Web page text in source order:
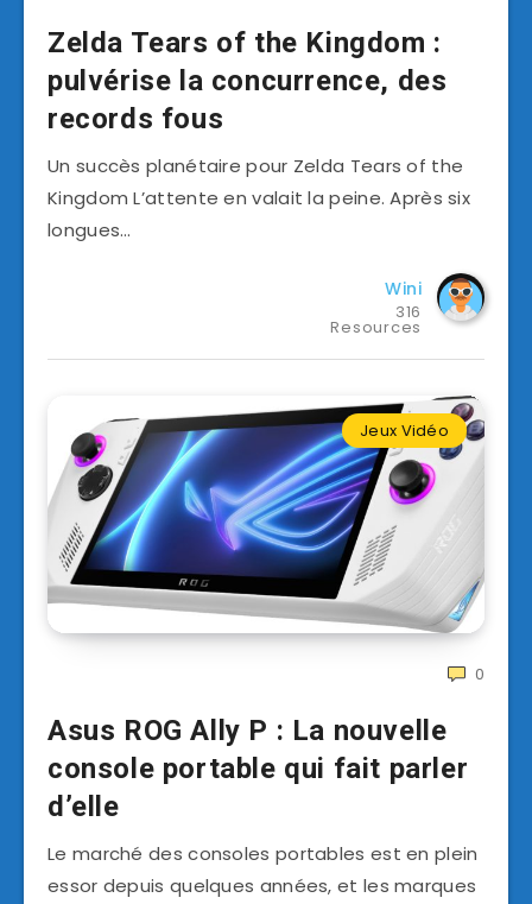
Zelda Tears of the Kingdom :
pulvérise la concurrence, des
records fous
Un succès planétaire pour Zelda Tears of the
Kingdom L’attente en valait la peine. Après six
longues…
Wini
316
Resources
Jeux Vidéo
0
Asus ROG Ally P : La nouvelle
console portable qui fait parler
d’elle
Le marché des consoles portables est en plein
essor depuis quelques années, et les marques